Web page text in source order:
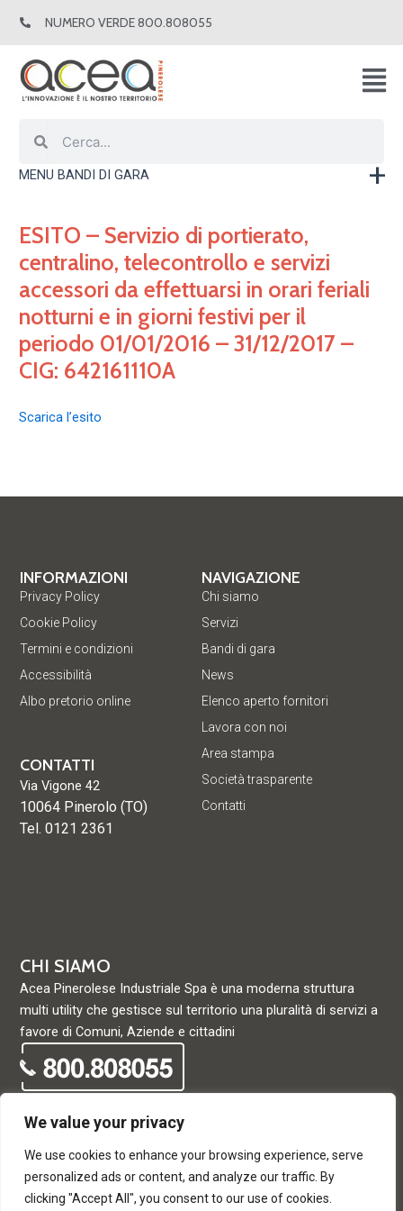
We value your privacy
We use cookies to enhance your browsing experience, serve
personalized ads or content, and analyze our traffic. By
clicking "Accept All", you consent to our use of cookies.
NUMERO VERDE 800.808055
MENU BANDI DI GARA
ESITO – Servizio di portierato,
centralino, telecontrollo e servizi
accessori da effettuarsi in orari feriali
notturni e in giorni festivi per il
periodo 01/01/2016 – 31/12/2017 –
CIG: 642161110A
Scarica l’esito
CHI SIAMO
Acea Pinerolese Industriale Spa è una moderna struttura
multi utility che gestisce sul territorio una pluralità di servizi a
favore di Comuni, Aziende e cittadini
NAVIGAZIONE
Chi siamo
Servizi
Bandi di gara
News
Elenco aperto fornitori
Lavora con noi
Area stampa
Società trasparente
Contatti
INFORMAZIONI
Privacy Policy
Cookie Policy
Termini e condizioni
Accessibilità
Albo pretorio online
CONTATTI
Via Vigone 42
10064 Pinerolo (TO)
Tel. 0121 2361
© Acea Pinerolese Industriale S.p.a. – Tutti i diritti riservati. Via
Vigone 42 - 10064 Pinerolo - P. Iva e Registro delle imprese di